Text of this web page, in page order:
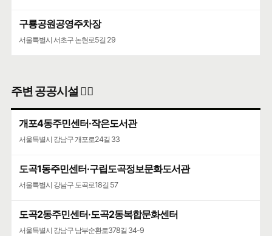
구룡공원공영주차장
서울특별시 서초구 논현로5길 29
주변 공공시설 👨‍✈️
개포4동주민센터·작은도서관
서울특별시 강남구 개포로24길 33
도곡1동주민센터·구립도곡정보문화도서관
서울특별시 강남구 도곡로18길 57
도곡2동주민센터·도곡2동복합문화센터
서울특별시 강남구 남부순환로378길 34-9